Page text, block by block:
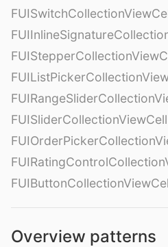
FUISliderCollectionViewCell
Overview patterns